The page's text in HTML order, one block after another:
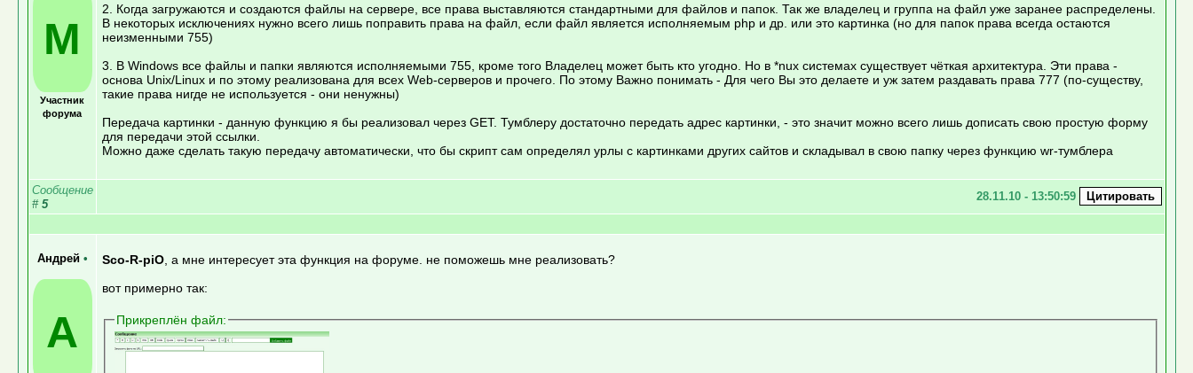
M
Участник
форума
2. Когда загружаются и создаются файлы на сервере, все права выставляются стандартными для файлов и папок. Так же владелец и группа на файл уже заранее распределены.
В некоторых исключениях нужно всего лишь поправить права на файл, если файл является исполняемым php и др. или это картинка (но для папок права всегда остаются
неизменными 755)
3. В Windows все файлы и папки являются исполняемыми 755, кроме того Владелец может быть кто угодно. Но в *nux системах существует чёткая архитектура. Эти права -
основа Unix/Linux и по этому реализована для всех Web-серверов и прочего. По этому Важно понимать - Для чего Вы это делаете и уж затем раздавать права 777 (по-существу,
такие права нигде не используется - они ненужны)
Передача картинки - данную функцию я бы реализовал через GET. Тумблеру достаточно передать адрес картинки, - это значит можно всего лишь дописать свою простую форму
для передачи этой ссылки.
Можно даже сделать такую передачу автоматически, что бы скрипт сам определял урлы с картинками других сайтов и складывал в свою папку через функцию wr-тумблера
Сообщение
# 5
28.11.10 - 13:50:59
Андрей •
А
Sco-R-piO, а мне интересует эта функция на форуме. не поможешь мне реализовать?
вот примерно так:
Прикреплён файл: